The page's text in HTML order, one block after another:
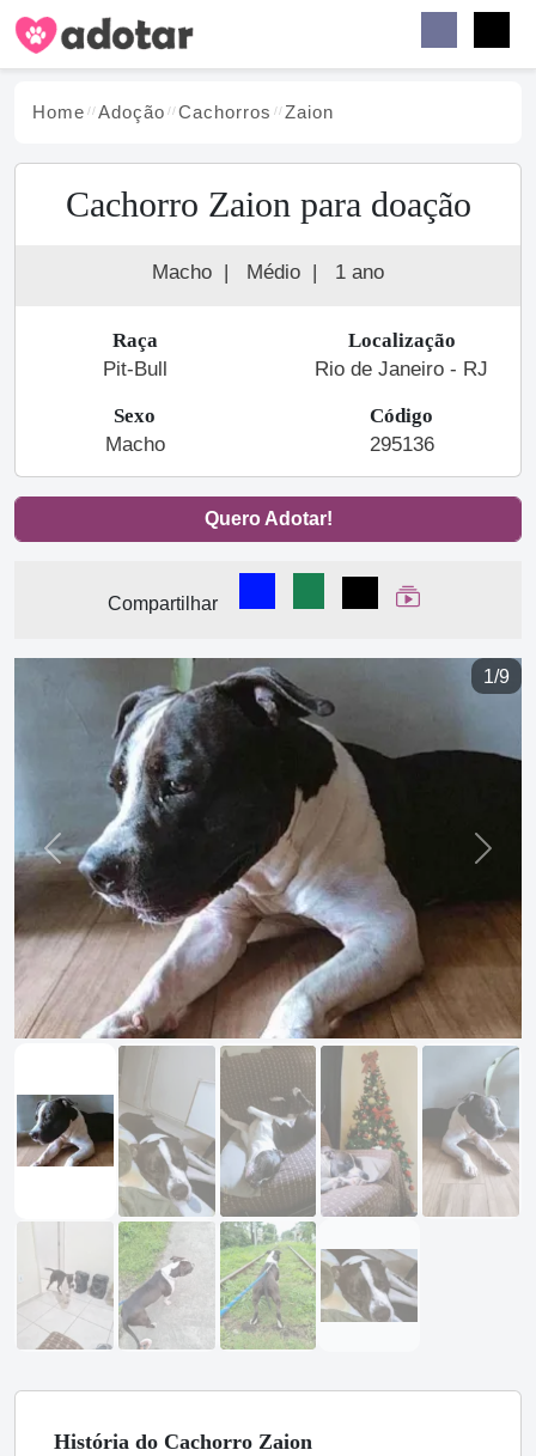
Home Adoção Cachorros Zaion
Cachorro Zaion para doação
Macho | Médio | 1 ano
Raça
Pit-Bull
Localização
Rio de Janeiro - RJ
Sexo
Macho
Código
295136
Quero Adotar!
Compartilhar
Compartilhar no Facebook
Compartilhar no
Compartilhar
Ver Web Story
1/9
Previous Next
História do Cachorro Zaion